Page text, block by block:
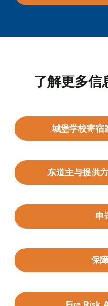
了解更多信
城堡学校寄宿
东道主与提供
申
保